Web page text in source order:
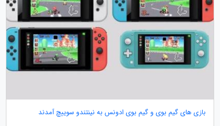
بازی های گیم بوی و گیم بوی ادونس به نینتندو سوییچ آمدند